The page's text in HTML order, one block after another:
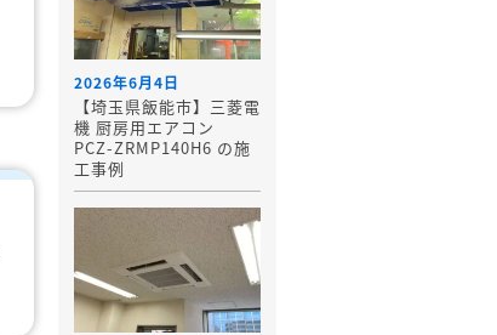
2026年6月4日
【埼玉県飯能市】三菱電
機 厨房用エアコン
PCZ-ZRMP140H6 の施
工事例